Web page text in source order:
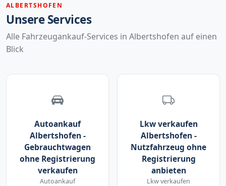
ALBERTSHOFEN
Unsere Services
Alle Fahrzeugankauf-Services in Albertshofen auf einen
Blick
Autoankauf
Albertshofen -
Gebrauchtwagen
ohne Registrierung
verkaufen
Autoankauf
Lkw verkaufen
Albertshofen -
Nutzfahrzeug ohne
Registrierung
anbieten
Lkw verkaufen